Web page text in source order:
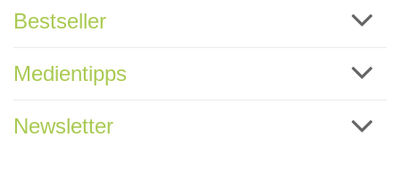
Bestseller
Medientipps
Newsletter